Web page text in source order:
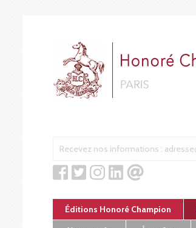
Éditions Honoré Champion